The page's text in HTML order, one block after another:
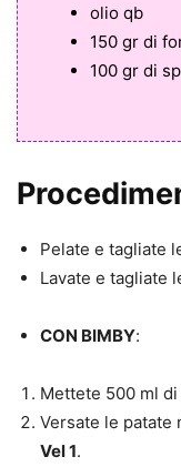
olio qb
150 gr di
100 gr di
Pelate e tagliate
Lavate e tagliate
CON BIMBY:
Mettete 500 ml
Versate le patate
Vel 1.